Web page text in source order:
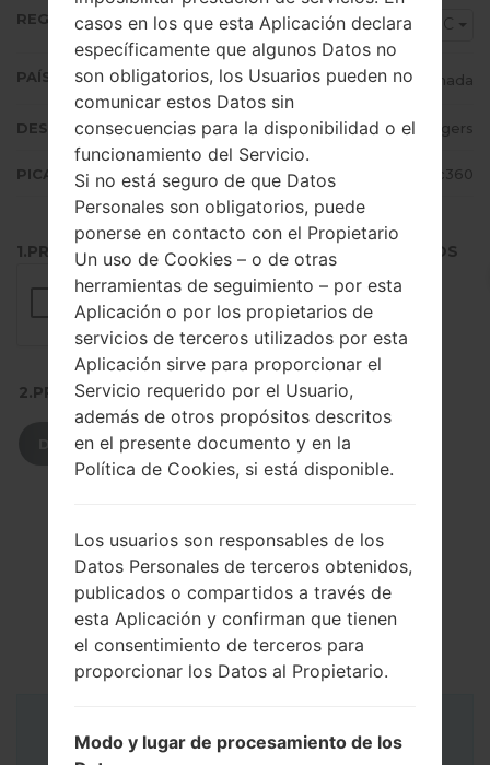
REGIÓN RWC
PAÍS (UN/EL PAÍS) Canada
DESCRIPCIÓN Rogers
PICADILLO ec83ce65d5649a5da59eb5277808c360
1.PRESIONE EL BOTÓN PARA CARGAR LOS ARCHIVOS
2.PRESIONE PARA DESCARGAR
DESCARGAR
Instrucciones
casos en los que esta Aplicación declara
específicamente que algunos Datos no
son obligatorios, los Usuarios pueden no
comunicar estos Datos sin
consecuencias para la disponibilidad o el
funcionamiento del Servicio.
Si no está seguro de que Datos
Personales son obligatorios, puede
ponerse en contacto con el Propietario
Un uso de Cookies – o de otras
herramientas de seguimiento – por esta
Aplicación o por los propietarios de
servicios de terceros utilizados por esta
Aplicación sirve para proporcionar el
Servicio requerido por el Usuario,
además de otros propósitos descritos
en el presente documento y en la
Política de Cookies, si está disponible.
Los usuarios son responsables de los
Datos Personales de terceros obtenidos,
publicados o compartidos a través de
esta Aplicación y confirman que tienen
el consentimiento de terceros para
proporcionar los Datos al Propietario.
Modo y lugar de procesamiento de los